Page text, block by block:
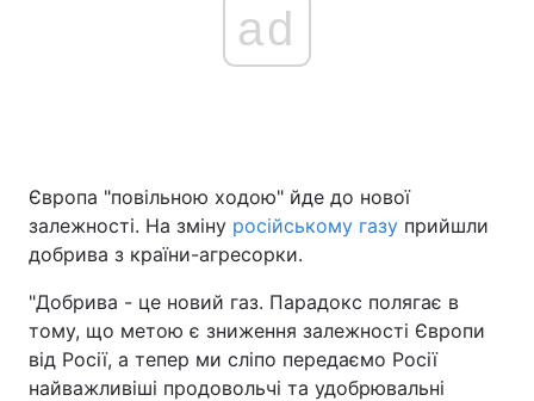
Україна Політика
Економіка Світ
Спорт Наука
Техно і зв'язок Лайт
ad
Європа "повільною ходою" йде до нової
залежності. На зміну російському газу прийшли
добрива з країни-агресорки.
"Добрива - це новий газ. Парадокс полягає в
тому, що метою є зниження залежності Європи
від Росії, а тепер ми сліпо передаємо Росії
найважливіші продовольчі та удобрювальні